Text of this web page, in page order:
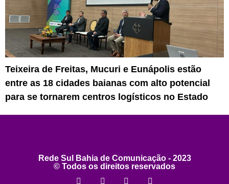
Teixeira de Freitas, Mucuri e Eunápolis estão
entre as 18 cidades baianas com alto potencial
para se tornarem centros logísticos no Estado
Rede Sul Bahia de Comunicação - 2023
© Todos os direitos reservados